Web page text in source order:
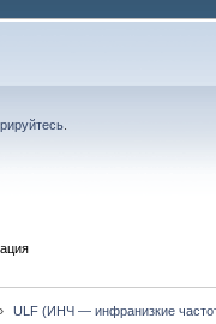
ULF (ИНЧ — инфранизкие